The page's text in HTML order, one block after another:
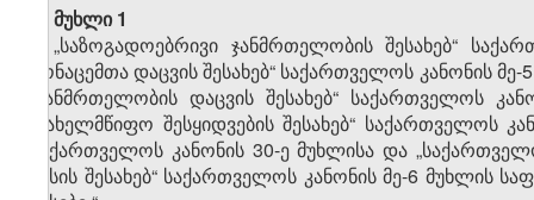
მუხლი 1
„საზოგადოებრივი ჯანმრთელობის შესახებ“
მონაცემთა დაცვის შესახებ“ საქართველოს კანონის მე-
„ჯანმრთელობის დაცვის შესახებ“ საქართველოს
„სახელმწიფო შესყიდვების შესახებ“ საქართველოს
საქართველოს კანონის 30-ე მუხლისა და
წესის შესახებ“ საქართველოს კანონის მე-6 მუხლის